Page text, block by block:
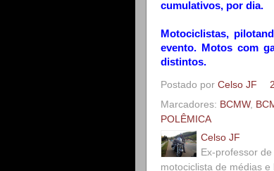
cumulativos, por dia.
Motociclistas,
evento. Motos com
distintos.
Postado por Celso JF
Marcadores: BCMW,
POLÊMICA
Celso JF
Ex-professor
motociclista de médias e